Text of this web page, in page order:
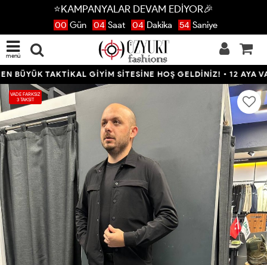
⭐KAMPANYALAR DEVAM EDİYOR🎉
00 Gün 04 Saat 04 Dakika 53 Saniye
menü
TAKTİKAL GİYİM SİTESİNE HOŞ GELDİNİZ! • 12 AYA
VADE FARKSIZ
3 TAKSİT